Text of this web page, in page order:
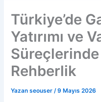
Türkiye’de
Yatırımı ve
Rehberlik
Yazan seouser/9 Mayıs 2026